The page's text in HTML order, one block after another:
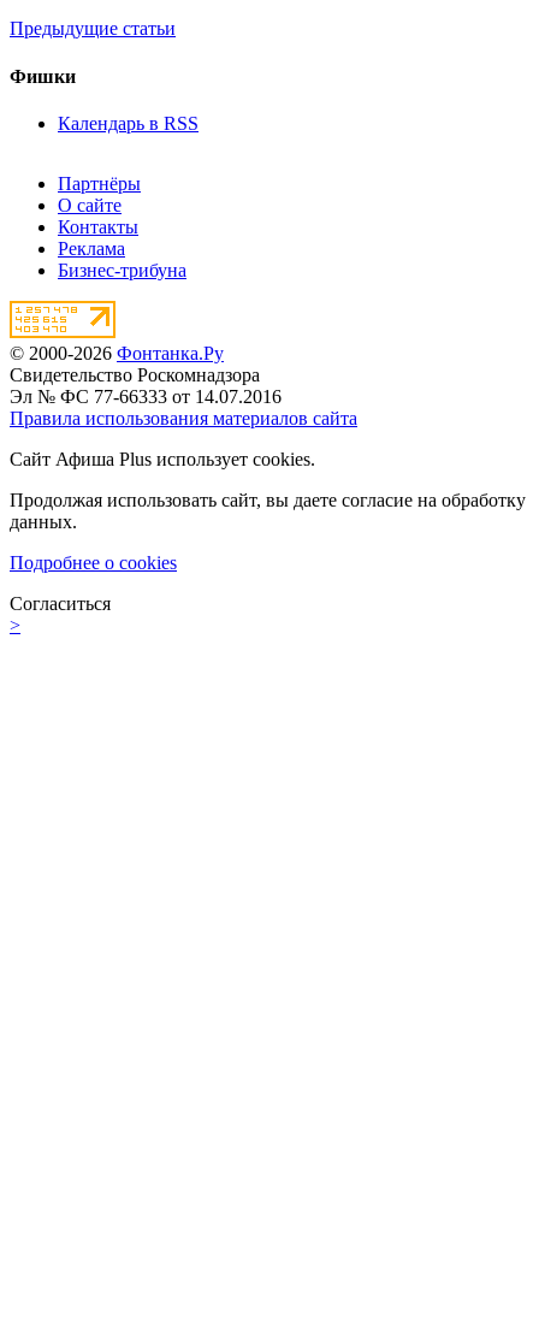
Предыдущие статьи
Фишки
Календарь в RSS
Партнёры
О сайте
Контакты
Реклама
Бизнес-трибуна
© 2000-2026 Фонтанка.Ру
Свидетельство Роскомнадзора
Эл № ФС 77-66333 от 14.07.2016
Правила использования материалов сайта
Сайт Афиша Plus использует cookies.
Продолжая использовать сайт, вы даете согласие на обработку
данных.
Подробнее о cookies
Согласиться
>